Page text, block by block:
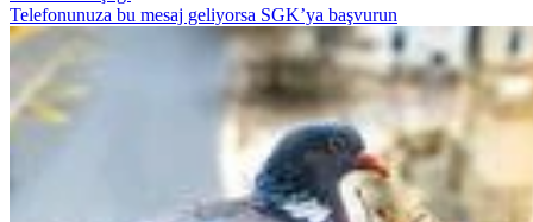
Telefonunuza bu mesaj geliyorsa SGK’ya başvurun